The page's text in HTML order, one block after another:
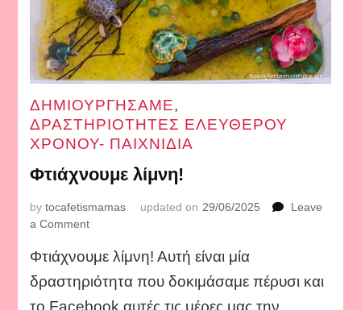
ΔΗΜΙΟΥΡΓΗΣΑΜΕ,
ΔΡΑΣΤΗΡΙΟΤΗΤΕΣ ΕΛΕΥΘΕΡΟΥ
ΧΡΟΝΟΥ- ΠΑΙΧΝΙΔΙΑ
Φτιάχνουμε λίμνη!
bytocafetismamas updated on 29/06/2025
Leave
a Commenton
λίμνη!
Φτιάχνουμε λίμνη! Αυτή είναι μία
δραστηριότητα που δοκιμάσαμε πέρυσι και
το Facebook αυτές τις μέρες μας την